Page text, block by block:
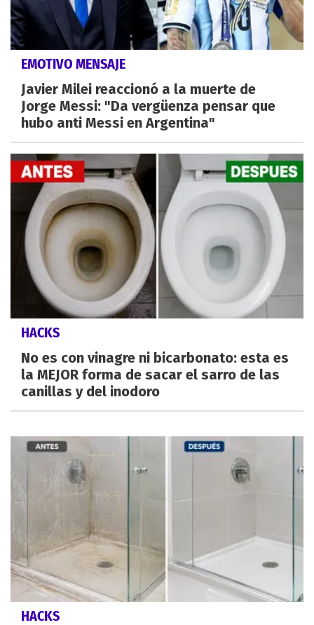
EMOTIVO MENSAJE
Javier Milei reaccionó a la muerte de
Jorge Messi: "Da vergüenza pensar que
hubo anti Messi en Argentina"
HACKS
No es con vinagre ni bicarbonato: esta es
la MEJOR forma de sacar el sarro de las
canillas y del inodoro
HACKS